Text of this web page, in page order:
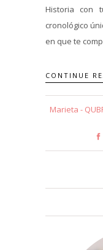
Historia con
cronológico
en que te
CONTINUE
Marieta -